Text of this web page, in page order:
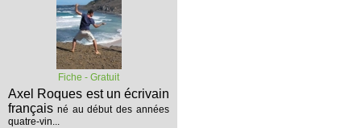
Fiche - Gratuit
Axel Roques est un écrivain
français né au début des années
quatre-vin...